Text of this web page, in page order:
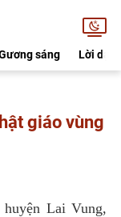
sáng Lời dạy
giáo vùng
Lai Vung,